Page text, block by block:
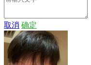
取消 确定